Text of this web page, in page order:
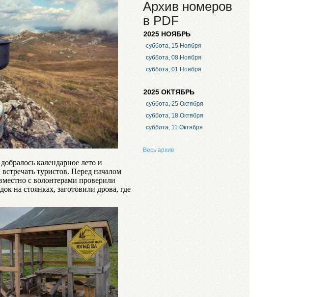
календарное лето и
туристов. Перед началом
с волонтерами проверили
на стоянках, заготовили дрова, где
Архив номеров
в PDF
2025 НОЯБРЬ
суббота, 15 Ноября
суббота, 08 Ноября
суббота, 01 Ноября
2025 ОКТЯБРЬ
суббота, 25 Октября
суббота, 18 Октября
суббота, 11 Октября
Весь архив